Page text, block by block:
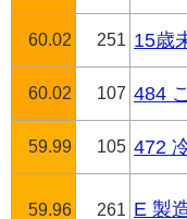
60.02 251 15歳
60.02 107 484
59.99 105 472
59.96 261 E 製